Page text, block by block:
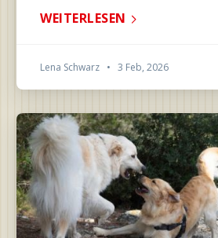
WEITERLESEN
Lena Schwarz • 3 Feb, 2026